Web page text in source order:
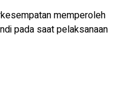
memperoleh
pada saat pelaksanaan